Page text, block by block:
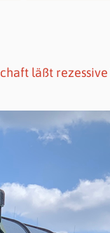
läßt rezessive